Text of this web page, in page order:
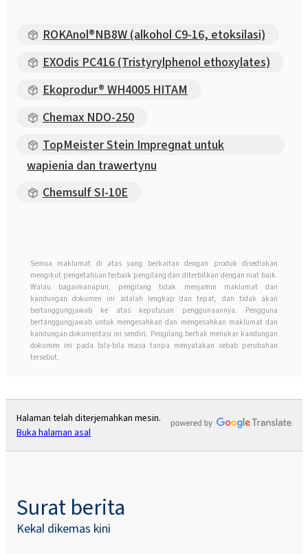
ROKAnol®NB8W (alkohol C9-16, etoksilasi)
EXOdis PC416 (Tristyrylphenol ethoxylates)
Ekoprodur® WH4005 HITAM
Chemax NDO-250
TopMeister Stein Impregnat untuk
wapienia dan trawertynu
Chemsulf SI-10E
Semua maklumat di atas yang berkaitan dengan produk disediakan
mengikut pengetahuan terbaik pengilang dan diterbitkan dengan niat baik.
Walau bagaimanapun, pengilang tidak menjamin maklumat dan
kandungan dokumen ini adalah lengkap dan tepat, dan tidak akan
bertanggungjawab ke atas keputusan penggunaannya. Pengguna
bertanggungjawab untuk mengesahkan dan mengesahkan maklumat dan
kandungan dokumentasi ini sendiri. Pengilang berhak menukar kandungan
dokumen ini pada bila-bila masa tanpa menyatakan sebab perubahan
tersebut.
Halaman telah diterjemahkan mesin.
Buka halaman asal
Surat berita
Kekal dikemas kini